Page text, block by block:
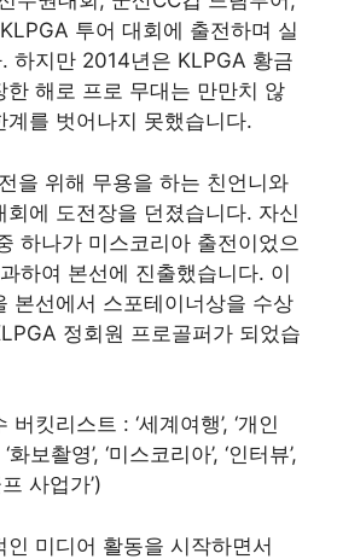
투어 대회에 출전하며 실
하지만 2014년은 KLPGA 황금
한 해로 프로 무대는 만만치 않
계를 벗어나지 못했습니다.
을 위해 무용을 하는 친언니와
회에 도전장을 던졌습니다. 자신
하나가 미스코리아 출전이었으
하여 본선에 진출했습니다. 이
본선에서 스포테이너상을 수상
정회원 프로골퍼가 되었습
킷리스트 : ‘세계여행’, ‘개인
화보촬영’, ‘미스코리아’, ‘인터뷰’,
사업가’)
미디어 활동을 시작하면서